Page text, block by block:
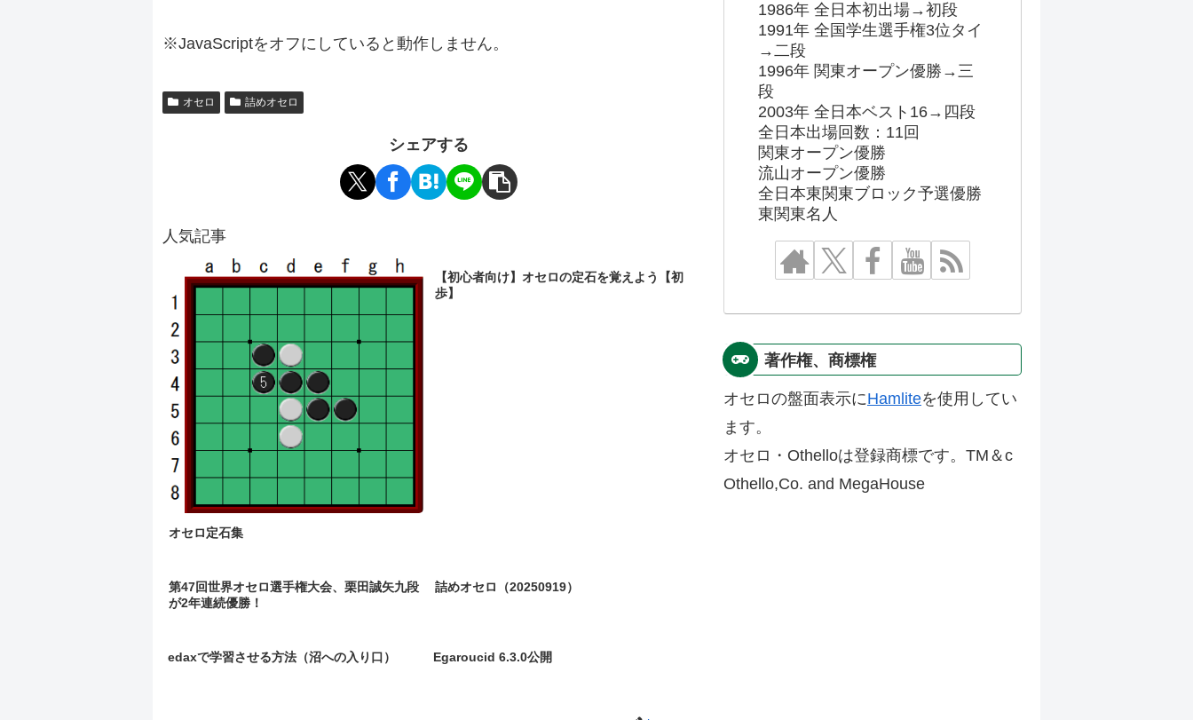
※JavaScriptをオフにしていると動作しません。
オセロ 詰めオセロ
シェアする
人気記事
オセロ定石集
【初心者向け】オセロの定石を覚えよう【初
歩】
第47回世界オセロ選手権大会、栗田誠矢九段
が2年連続優勝！
詰めオセロ（20250919）
edaxで学習させる方法（沼への入り口） Egaroucid 6.3.0公開
1986年 全日本初出場→初段
1991年 全国学生選手権3位タイ
→二段
1996年 関東オープン優勝→三
段
2003年 全日本ベスト16→四段
全日本出場回数：11回
関東オープン優勝
流山オープン優勝
全日本東関東ブロック予選優勝
東関東名人
著作権、商標権
オセロの盤面表示にHamliteを使用してい
ます。
オセロ・Othelloは登録商標です。TM＆c
Othello,Co. and MegaHouse